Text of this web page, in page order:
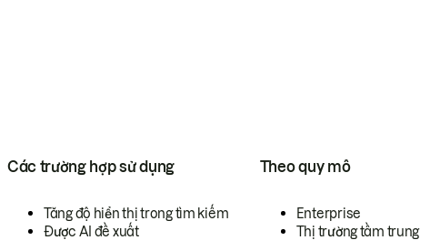
Các trường hợp sử dụng
Tăng độ hiển thị trong tìm kiếm
Được AI đề xuất
Theo quy mô
Enterprise
Thị trường tầm trung